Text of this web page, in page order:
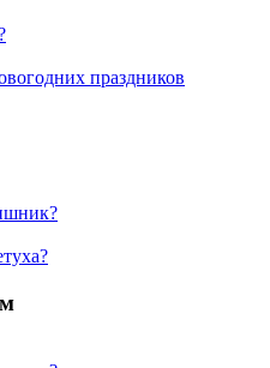
праздников